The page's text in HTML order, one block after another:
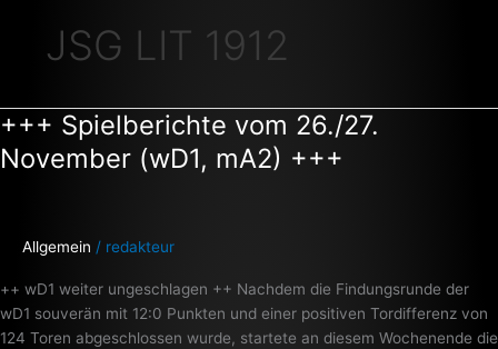
JSG LIT 1912
+++ Spielberichte vom 26./27.
November (wD1, mA2) +++
Allgemein / redakteur
++ wD1 weiter ungeschlagen ++ Nachdem die Findungsrunde der
wD1 souverän mit 12:0 Punkten und einer positiven Tordifferenz von
124 Toren abgeschlossen wurde, startete an diesem Wochenende die
+++
Spielberichte
vom
(wD1,
+++